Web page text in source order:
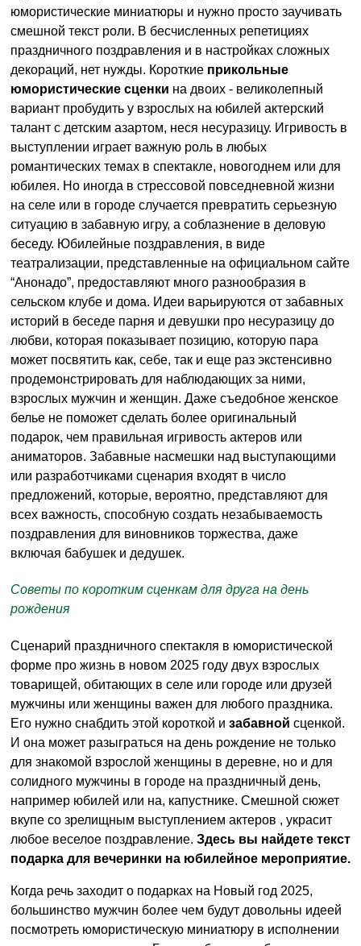
юмористические миниатюры и нужно просто заучивать
смешной текст роли. В бесчисленных репетициях
праздничного поздравления и в настройках сложных
декораций, нет нужды. Короткие прикольные
юмористические сценки на двоих - великолепный
вариант пробудить у взрослых на юбилей актерский
талант с детским азартом, неся несуразицу. Игривость в
выступлении играет важную роль в любых
романтических темах в спектакле, новогоднем или для
юбилея. Но иногда в стрессовой повседневной жизни
на селе или в городе случается превратить серьезную
ситуацию в забавную игру, а соблазнение в деловую
беседу. Юбилейные поздравления, в виде
театрализации, представленные на официальном сайте
“Анонадо”, предоставляют много разнообразия в
сельском клубе и дома. Идеи варьируются от забавных
историй в беседе парня и девушки про несуразицу до
любви, которая показывает позицию, которую пара
может посвятить как, себе, так и еще раз экстенсивно
продемонстрировать для наблюдающих за ними,
взрослых мужчин и женщин. Даже съедобное женское
белье не поможет сделать более оригинальный
подарок, чем правильная игривость актеров или
аниматоров. Забавные насмешки над выступающими
или разработчиками сценария входят в число
предложений, которые, вероятно, представляют для
всех важность, способную создать незабываемость
поздравления для виновников торжества, даже
включая бабушек и дедушек.
Советы по коротким сценкам для друга на день
рождения
Сценарий праздничного спектакля в юмористической
форме про жизнь в новом 2025 году двух взрослых
товарищей, обитающих в селе или городе или друзей
мужчины или женщины важен для любого праздника.
Его нужно снабдить этой короткой и забавной сценкой.
И она может разыграться на день рождение не только
для знакомой взрослой женщины в деревне, но и для
солидного мужчины в городе на праздничный день,
например юбилей или на, капустнике. Смешной сюжет
вкупе со зрелищным выступлением актеров , украсит
любое веселое поздравление. Здесь вы найдете текст
подарка для вечеринки на юбилейное мероприятие.
Когда речь заходит о подарках на Новый год 2025,
большинство мужчин более чем будут довольны идеей
посмотреть юмористическую миниатюру в исполнении